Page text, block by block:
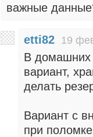
важные
etti82 19
В домашних
вариант,
делать
Вариант с
при